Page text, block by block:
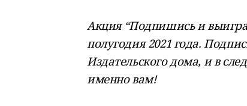
Акция “Подпишись и
полугодия 2021 года.
Издательского дома, и в
именно вам!